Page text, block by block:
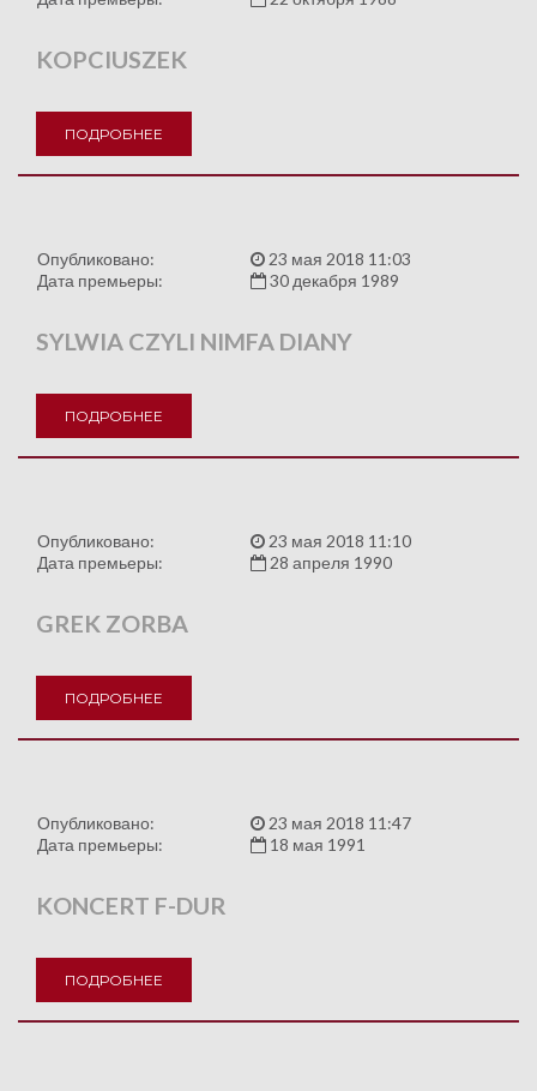
KOPCIUSZEK
ПОДРОБНЕЕ
Опубликовано:
23 мая 2018 11:03
Дата премьеры:
30 декабря 1989
SYLWIA CZYLI NIMFA DIANY
ПОДРОБНЕЕ
Опубликовано:
23 мая 2018 11:10
Дата премьеры:
28 апреля 1990
GREK ZORBA
ПОДРОБНЕЕ
Опубликовано:
23 мая 2018 11:47
Дата премьеры:
18 мая 1991
KONCERT F-DUR
ПОДРОБНЕЕ